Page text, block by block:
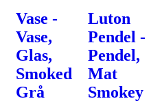
Vase -
Vase,
Glas,
Smoked
Grå
Luton
Pendel -
Pendel,
Mat
Smokey